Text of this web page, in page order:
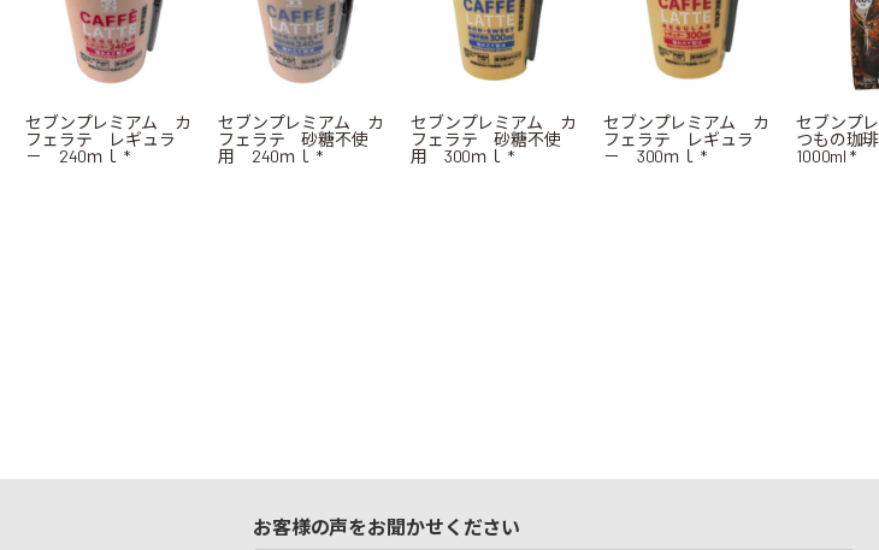
セブンプレミアム カ
フェラテ レギュラ
－ 240ｍｌ *
セブンプレミアム カ
フェラテ 砂糖不使
用 240ｍｌ *
セブンプレミアム カ
フェラテ 砂糖不使
用 300ｍｌ *
セブンプレミアム カ
フェラテ レギュラ
－ 300ｍｌ *
セブンプ
つもの
1000ml *
お客様の声をお聞かせください